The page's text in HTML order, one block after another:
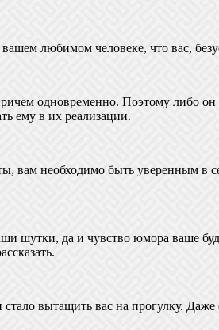
любимом человеке, что вас,
одновременно. Поэтому либо
ему в их реализации.
вам необходимо быть уверенным
шутки, да и чувство юмора ваше
вытащить вас на прогулку.